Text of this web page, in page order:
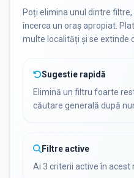
Poți elimina unul dintre
încerca un oraș apropiat.
multe localități și se extinde
Sugestie rapidă
Elimină un filtru foarte
căutare generală după
Filtre active
Ai 3 criterii active în acest